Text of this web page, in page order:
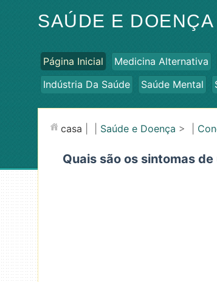
SAÚDE E DOENÇA
Página Inicial Medicina Alternativa
Indústria Da Saúde
Saúde Mental
casa Saúde e Doença > |
Quais são os sintomas